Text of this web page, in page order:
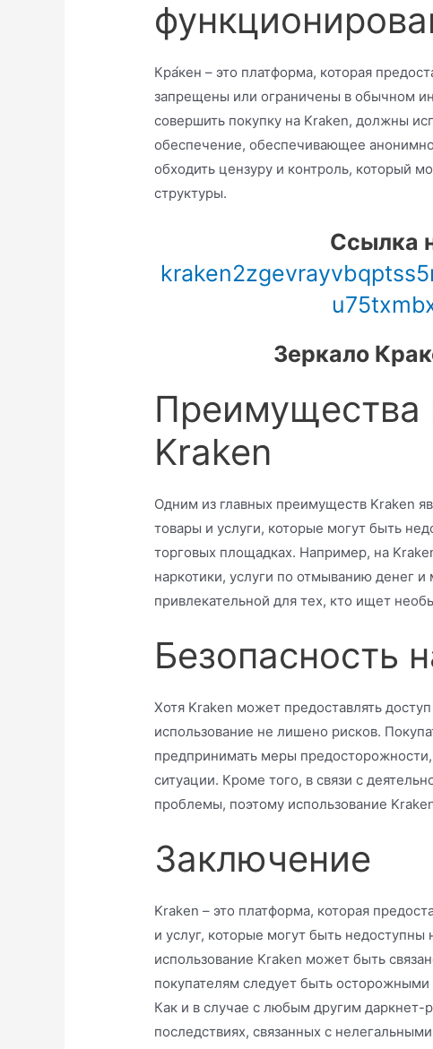
Кра́кен – это платформа, которая
запрещены или ограничены в обычном
совершить покупку на Kraken, должны
обеспечение, обеспечивающее
обходить цензуру и контроль, который
структуры.
Cсылка
Зеркало
Преимущества
Kraken
Одним из главных преимуществ Kraken
товары и услуги, которые могут быть
торговых площадках. Например, на
наркотики, услуги по отмыванию денег
привлекательной для тех, кто ищет
Безопасность
Хотя Kraken может предоставлять
использование не лишено рисков.
предпринимать меры
ситуации. Кроме того, в связи с
проблемы, поэтому использование
Заключение
Kraken – это платформа, которая
и услуг, которые могут быть
использование Kraken может быть
покупателям следует быть
Как и в случае с любым другим
последствиях, связанных с